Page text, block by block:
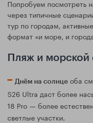
Попробуем посмотреть
через типичные
тур по городам,
формат «и море, и
Пляж и морской
Днём на солнце оба
S26 Ultra даст более
18 Pro — более
светлые участки.